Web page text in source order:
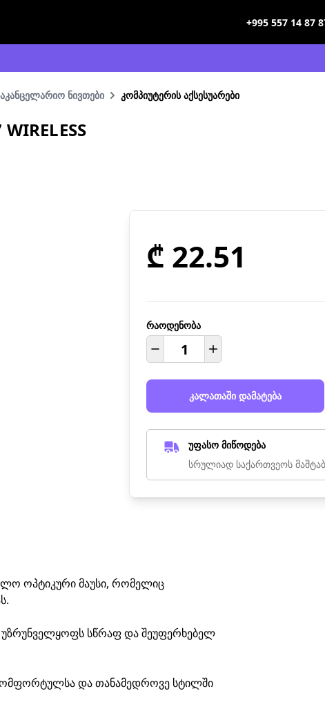
+995 557 14 87
ნივთები კომპიუტერის აქსესუარები
₾ 22.51
რაოდენობა
კალათაში დამატება
უფასო მიწოდება
სრულიად საქართვეოს
ოპტიკური მაუსი, რომელიც
უზრუნველყოფს სწრაფ და შეუფერხებელ
და თანამედროვე სტილში